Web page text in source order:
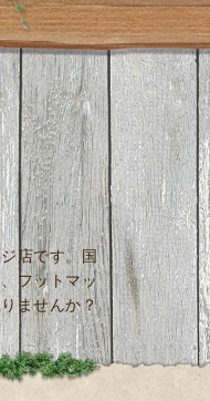
店です。国
フットマッ
ませんか？